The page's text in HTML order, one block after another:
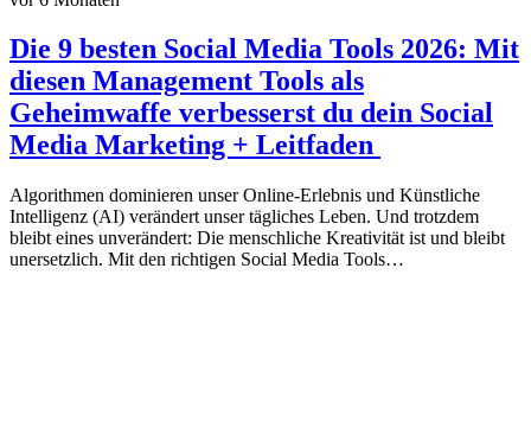
Die 9 besten Social Media Tools 2026: Mit
diesen Management Tools als
Geheimwaffe verbesserst du dein Social
Media Marketing + Leitfaden
Algorithmen dominieren unser Online-Erlebnis und Künstliche
Intelligenz (AI) verändert unser tägliches Leben. Und trotzdem
bleibt eines unverändert: Die menschliche Kreativität ist und bleibt
unersetzlich. Mit den richtigen Social Media Tools…